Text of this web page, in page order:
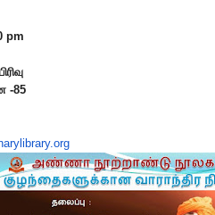
pm
85